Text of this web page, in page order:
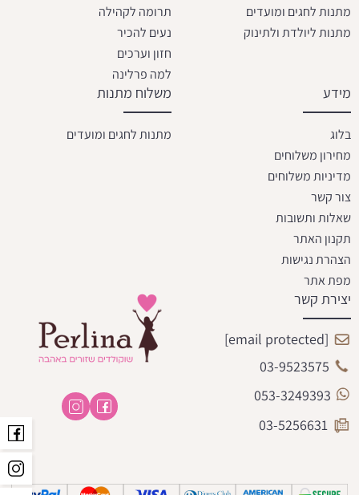
מתנות לחגים ומועדים
מתנות ליולדת ולתינוק
תרומה לקהילה
נעים להכיר
חזון וערכים
למה פרלינה
מידע
בלוג
מחירון משלוחים
מדיניות משלוחים
צור קשר
שאלות ותשובות
תקנון האתר
הצהרת נגישות
מפת אתר
משלוח מתנות
מתנות לחגים ומועדים
יצירת קשר
[email protected]
03-9523575
053-3249393
03-5256631